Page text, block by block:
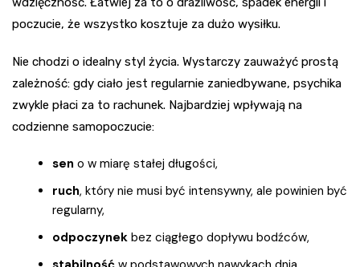
poczucie, że wszystko kosztuje za dużo wysiłku.
Nie chodzi o idealny styl życia. Wystarczy zauważyć prostą
zależność: gdy ciało jest regularnie zaniedbywane, psychika
zwykle płaci za to rachunek. Najbardziej wpływają na
codzienne samopoczucie:
sen o w miarę stałej długości,
ruch, który nie musi być intensywny, ale powinien być
regularny,
odpoczynek bez ciągłego dopływu bodźców,